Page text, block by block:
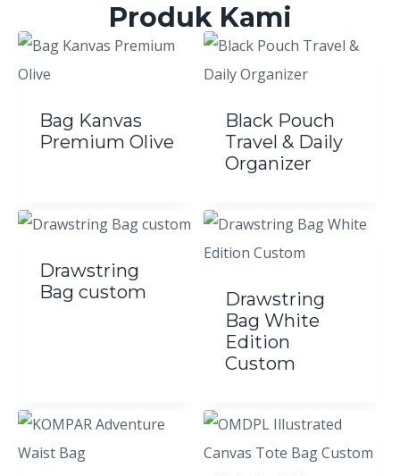
Produk Kami
Bag Kanvas
Premium Olive
Black Pouch
Travel & Daily
Organizer
Drawstring
Bag custom
Drawstring
Bag White
Edition
Custom